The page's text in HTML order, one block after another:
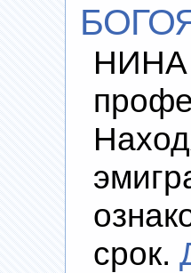
НИНА
срок.